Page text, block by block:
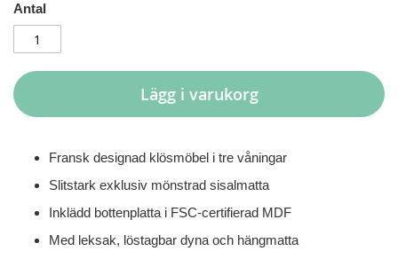
Antal
Lägg i varukorg
Fransk designad klösmöbel i tre våningar
Slitstark exklusiv mönstrad sisalmatta
Inklädd bottenplatta i FSC-certifierad MDF
Med leksak, löstagbar dyna och hängmatta